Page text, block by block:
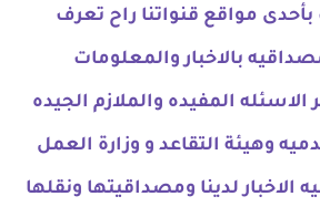
مواقع قنواتنا راح تعرف
بالاخبار والمعلومات
المفيده والملازم الجيده
وهيئة التقاعد و وزارة العمل
لدينا ومصداقيتها ونقلها